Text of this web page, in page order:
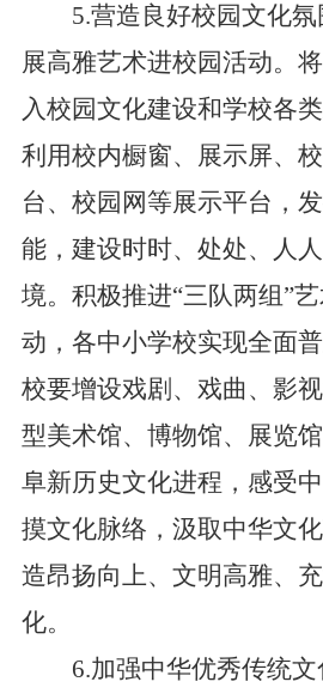
5.营造良好校园文化氛
展高雅艺术进校园活动。
入校园文化建设和学校各
利用校内橱窗、展示屏、
台、校园网等展示平台，
能，建设时时、处处、人
境。积极推进“三队两组”
动，各中小学校实现全面
校要增设戏剧、戏曲、影
型美术馆、博物馆、展览
阜新历史文化进程，感受
摸文化脉络，汲取中华文
造昂扬向上、文明高雅、
化。
6.加强中华优秀传统文